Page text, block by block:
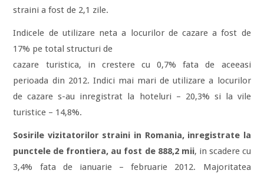
straini a fost de 2,1 zile.
Indicele de utilizare neta a locurilor de cazare a fost de
17% pe total structuri de
cazare turistica, in crestere cu 0,7% fata de aceeasi
perioada din 2012. Indici mai mari de utilizare a locurilor
de cazare s-au inregistrat la hoteluri – 20,3% si la vile
turistice – 14,8%.
Sosirile vizitatorilor straini in Romania, inregistrate la
punctele de frontiera, au fost de 888,2 mii, in scadere cu
3,4% fata de ianuarie – februarie 2012. Majoritatea